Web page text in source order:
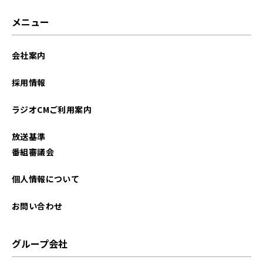
メニュー
会社案内
採用情報
ラジオCMご利用案内
放送基準
番組審議会
個人情報について
お問い合わせ
グループ会社